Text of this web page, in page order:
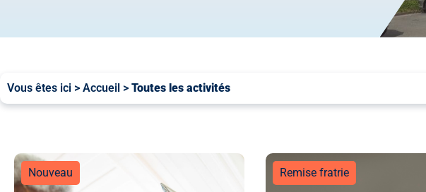
Vous êtes ici > Accueil > Toutes les activités
Nouveau Remise fratrie